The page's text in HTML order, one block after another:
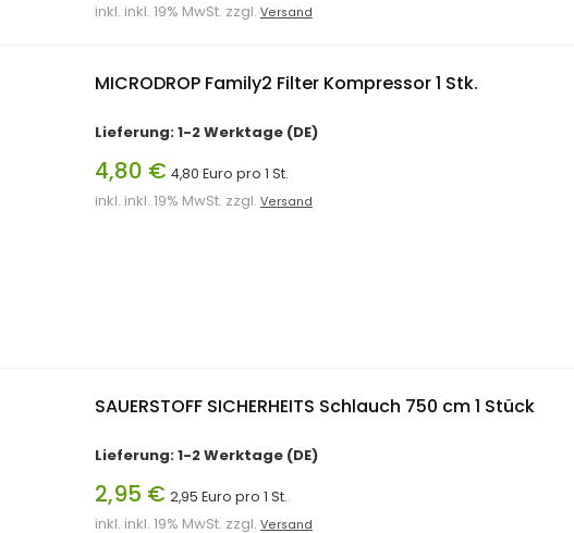
inkl. inkl. 19% MwSt. zzgl. Versand
MICRODROP Family2 Filter Kompressor 1 Stk.
Lieferung: 1-2 Werktage (DE)
4,80 € 4,80 Euro pro 1 St.
inkl. inkl. 19% MwSt. zzgl. Versand
SAUERSTOFF SICHERHEITS Schlauch 750 cm 1 Stück
Lieferung: 1-2 Werktage (DE)
2,95 € 2,95 Euro pro 1 St.
inkl. inkl. 19% MwSt. zzgl. Versand